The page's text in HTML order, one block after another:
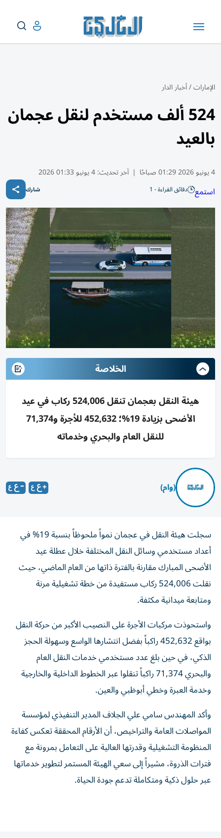
الإمارات/أخبار الدار
524 ألف مستخدم لنقل عجمان
بالعيد
4 يونيو 2026 01:29 صباحًا | آخر تحديث:4 يونيو 01:33 2026
استمع دقائق القراءة - 1 شارك
الخلاصة
هيئة النقل بعجمان تنقل 524,006 ركاب في عيد
الأضحى بزيادة 19%؛ 452,632 للأجرة و71,374
للنقل العام والبحري وخدماته
(وام)
سجلت هيئة النقل في عجمان نمواً ملحوظاً بنسبة 19% في
أعداد مستخدمي وسائل النقل المختلفة خلال عطلة عيد
الأضحى المبارك مقارنة بالفترة ذاتها من العام الماضي، حيث
نقلت 524,006 ركاب مستفيدة من خطة تشغيلية مرنة
ومتابعة ميدانية مكثفة.
واستحوذت مركبات الأجرة على النصيب الأكبر من حركة النقل
بواقع 452,632 راكباً بفضل انتشارها الواسع وسهولة الحجز
الذكي، في حين بلغ عدد مستخدمي خدمات النقل العام
والبحري 71,374 راكباً تنقلوا عبر الخطوط الداخلية والخارجية
وخدمة العبرة وخطي أبوظبي والعين.
وأكد المهندس سامي علي الجلاف المدير التنفيذي لمؤسسة
المواصلات العامة والتراخيص، أن الأرقام المحققة تعكس كفاءة
المنظومة التشغيلية وقدرتها العالية على التعامل بمرونة مع
فترات الذروة، مشيراً إلى سعي الهيئة المستمر لتطوير خدماتها
عبر حلول ذكية ومتكاملة تدعم جودة الحياة.